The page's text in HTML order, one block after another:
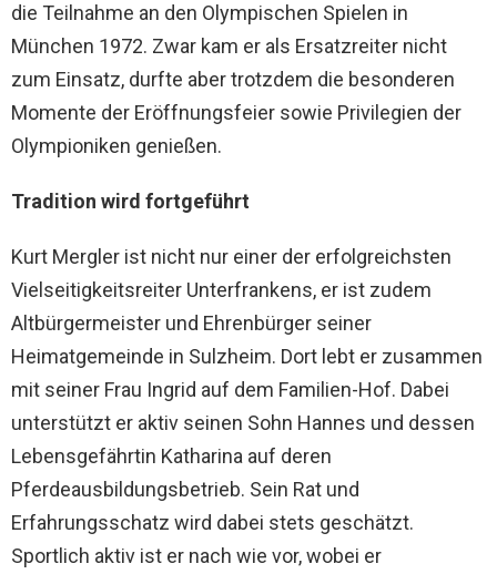
die Teilnahme an den Olympischen Spielen in
München 1972. Zwar kam er als Ersatzreiter nicht
zum Einsatz, durfte aber trotzdem die besonderen
Momente der Eröffnungsfeier sowie Privilegien der
Olympioniken genießen.
Tradition wird fortgeführt
Kurt Mergler ist nicht nur einer der erfolgreichsten
Vielseitigkeitsreiter Unterfrankens, er ist zudem
Altbürgermeister und Ehrenbürger seiner
Heimatgemeinde in Sulzheim. Dort lebt er zusammen
mit seiner Frau Ingrid auf dem Familien-Hof. Dabei
unterstützt er aktiv seinen Sohn Hannes und dessen
Lebensgefährtin Katharina auf deren
Pferdeausbildungsbetrieb. Sein Rat und
Erfahrungsschatz wird dabei stets geschätzt.
Sportlich aktiv ist er nach wie vor, wobei er